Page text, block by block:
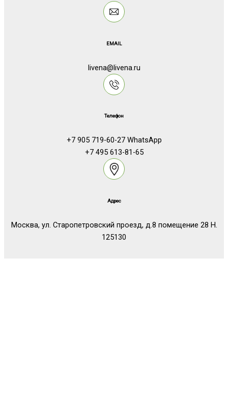
EMAIL
livena@livena.ru
Телефон
+7 905 719-60-27 WhatsApp
+7 495 613-81-65
Адрес
Москва, ул. Старопетровский проезд, д.8 помещение 28 Н.
125130